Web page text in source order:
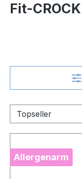
Fit-CROCK
Allergenarm